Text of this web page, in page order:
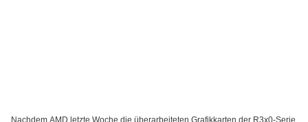
Nachdem AMD letzte Woche die überarbeiteten Grafikkarten der R3x0-Serie